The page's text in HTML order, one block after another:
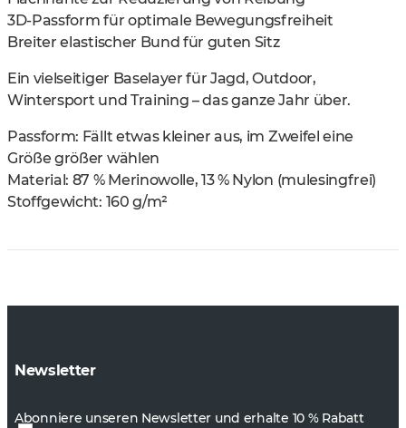
3D-Passform für optimale Bewegungsfreiheit
Breiter elastischer Bund für guten Sitz
Ein vielseitiger Baselayer für Jagd, Outdoor,
Wintersport und Training – das ganze Jahr über.
Passform: Fällt etwas kleiner aus, im Zweifel eine
Größe größer wählen
Material: 87 % Merinowolle, 13 % Nylon (mulesingfrei)
Stoffgewicht: 160 g/m²
Newsletter
Abonniere unseren Newsletter und erhalte 10 % Rabatt